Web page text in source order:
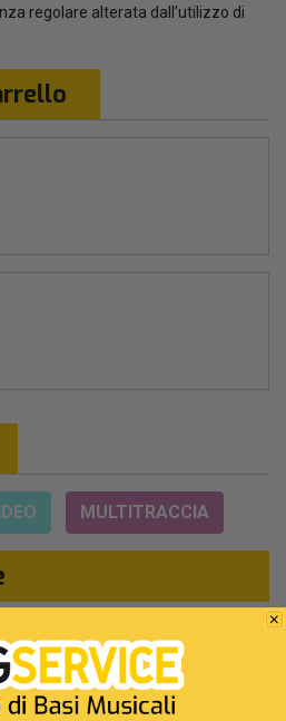
regolare alterata dall’utilizzo di
MULTITRACCIA
- C.Petricich - F.Li Causi